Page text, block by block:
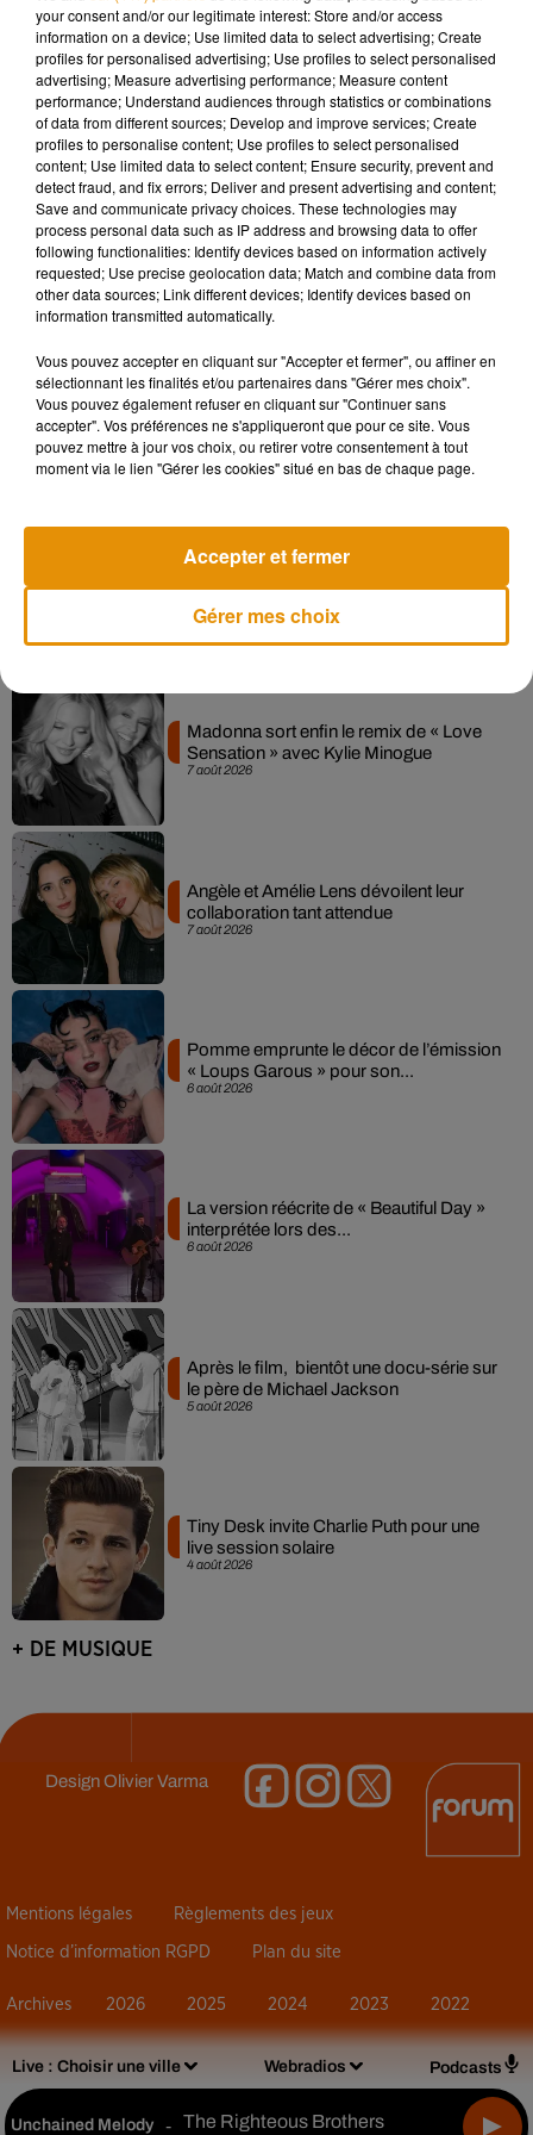
Live : Choisir une ville Webradios Podcasts
Unchained Melody - The Righteous Brothers
Une Coupe du monde boycottée
Alors que la compétition s'est ouverte ce dimanche 20
novembre, nombreuses sont les personnalités qui ont refusé
d’être associées à la Coupe du monde 2022, sujette à
beaucoup de polémiques. Dua Lipa, par exemple, a affirmé
qu'elle viendrait au Qataruniquement lorsque le pays"aura
rempli toutes les promesses qu’il a faites en matière de
droits de l’Homme, lorsqu’il a obtenu le droit d’accueillir la
Coupe du monde". De son côté, Rod Stewart a révélé
à Doha.
Prudente, la Fifa reste très discrète sur les invités qui ont
répondu présents pour faire le show même si on sait d'ores et
déjà que60 artistes se produiront sur la durée de la
Lazer.
Musique
7 août 2026
Madonna sort enfin le remix de « Love
Sensation » avec Kylie Minogue
7 août 2026
Angèle et Amélie Lens dévoilent leur
collaboration tant attendue
6 août 2026
Pomme emprunte le décor de l’émission
« Loups Garous » pour son...
6 août 2026
La version réécrite de « Beautiful Day »
interprétée lors des...
5 août 2026
Après le film, bientôt une docu-série sur
le père de Michael Jackson
4 août 2026
Tiny Desk invite Charlie Puth pour une
live session solaire
+ DE MUSIQUE
DesignOlivier Varma
Mentions légales Règlements des jeux
Notice d’information RGPD Plan du site
Archives 2026 2025 2024 2023 2022
your consent and/or our legitimate interest: Store and/or access
information on a device; Use limited data to select advertising; Create
profiles for personalised advertising; Use profiles to select personalised
advertising; Measure advertising performance; Measure content
performance; Understand audiences through statistics or combinations
of data from different sources; Develop and improve services; Create
profiles to personalise content; Use profiles to select personalised
content; Use limited data to select content; Ensure security, prevent and
detect fraud, and fix errors; Deliver and present advertising and content;
Save and communicate privacy choices. These technologies may
process personal data such as IP address and browsing data to offer
following functionalities: Identify devices based on information actively
requested; Use precise geolocation data; Match and combine data from
other data sources; Link different devices; Identify devices based on
information transmitted automatically.
Vous pouvez accepter en cliquant sur "Accepter et fermer", ou affiner en
sélectionnant les finalités et/ou partenaires dans "Gérer mes choix".
Vous pouvez également refuser en cliquant sur "Continuer sans
accepter". Vos préférences ne s'appliqueront que pour ce site. Vous
pouvez mettre à jour vos choix, ou retirer votre consentement à tout
moment via le lien "Gérer les cookies" situé en bas de chaque page.
Gérer mes choix
Accepter et fermer